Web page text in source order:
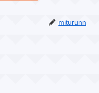
miturunn